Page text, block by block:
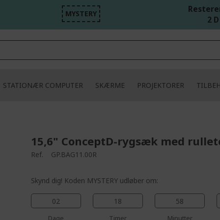
MYSTERY
2
STATIONÆR COMPUTER SKÆRME PROJEKTORER
15,6" ConceptD-rygsæk med
Ref. GP.BAG11.00R
Skynd dig! Koden MYSTERY udløber om:
02
Dage
18
Timer
58
Minutter